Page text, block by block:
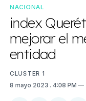
NACIONAL
index
mejorar el
entidad
CLUSTER 1
8 mayo 2023 . 4:08 PM